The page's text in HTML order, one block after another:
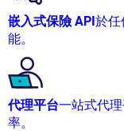
嵌入式保險 API於任
能。
代理平台一站式代
率。